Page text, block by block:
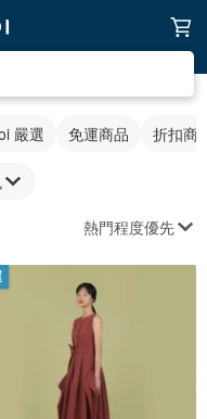
嚴選 免運商品 折扣商
熱門程度優先